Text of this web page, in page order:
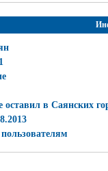
оставил в Саянских